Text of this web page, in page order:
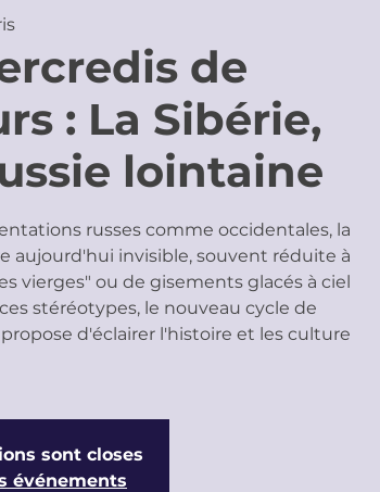
de
: La Sibérie,
lointaine
russes comme occidentales, la
aujourd'hui invisible, souvent réduite à
vierges" ou de gisements glacés à ciel
stéréotypes, le nouveau cycle de
d'éclairer l'histoire et les culture
sont closes
événements